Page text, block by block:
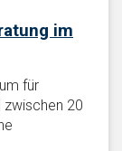
im
für
zwischen 20